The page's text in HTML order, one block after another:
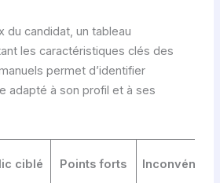
du candidat, un tableau
les caractéristiques clés des
permet d’identifier
adapté à son profil et à ses
ciblé Points forts